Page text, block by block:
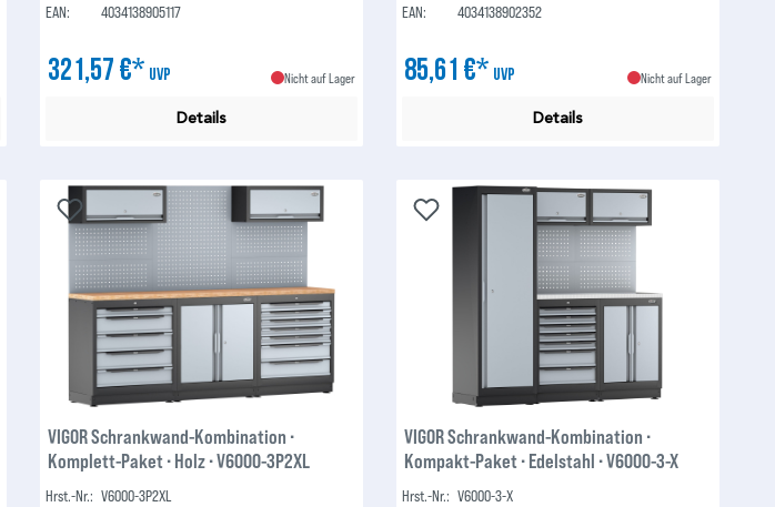
EAN:
4034138905117
321,57 €* UVP Nicht auf Lager
Details
EAN:
4034138902352
85,61 €* UVP Nicht auf Lager
Details
VIGOR Schrankwand-Kombination ∙
Komplett-Paket ∙ Holz ∙ V6000-3P2XL
Hrst.-Nr.: V6000-3P2XL
VIGOR Schrankwand-Kombination ∙
Kompakt-Paket ∙ Edelstahl ∙ V6000-3-X
Hrst.-Nr.: V6000-3-X